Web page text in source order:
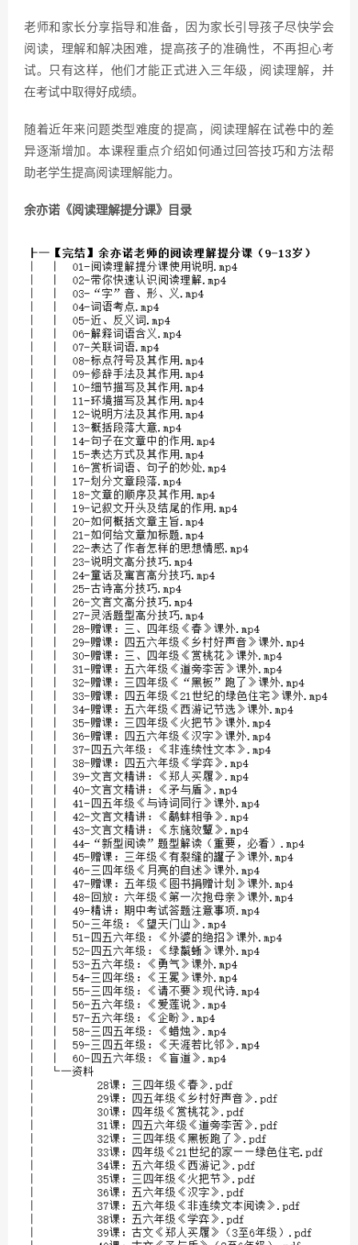
老师和家长分享指导和准备，因为家长引导孩子尽快学会
阅读，理解和解决困难，提高孩子的准确性，不再担心考
试。只有这样，他们才能正式进入三年级，阅读理解，并
在考试中取得好成绩。
随着近年来问题类型难度的提高，阅读理解在试卷中的差
异逐渐增加。本课程重点介绍如何通过回答技巧和方法帮
助老学生提高阅读理解能力。
余亦诺《阅读理解提分课》目录